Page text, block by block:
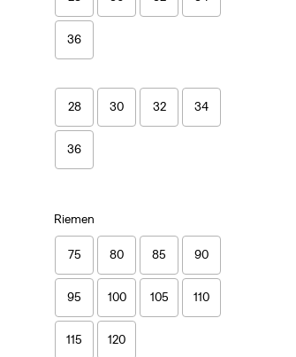
36
28 30 32 34
36
Riemen
75 80 85 90
95 100 105 110
115 120